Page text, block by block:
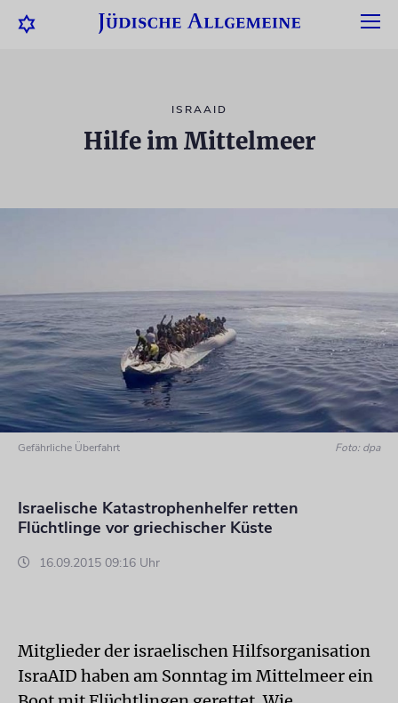
ISRAAID
Hilfe im Mittelmeer
Gefährliche Überfahrt Foto: dpa
Israelische Katastrophenhelfer retten
Flüchtlinge vor griechischer Küste
16.09.2015 09:16 Uhr
Mitglieder der israelischen Hilfsorganisation
IsraAID haben am Sonntag im Mittelmeer ein